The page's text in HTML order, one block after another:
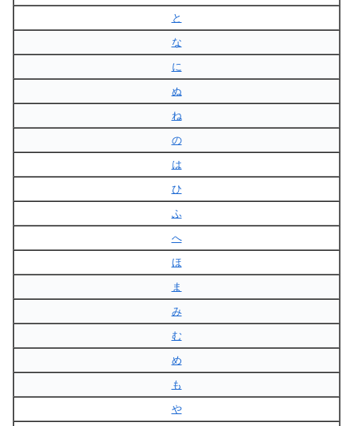
と
な
に
ぬ
ね
の
は
ひ
ふ
へ
ほ
ま
み
む
め
も
や